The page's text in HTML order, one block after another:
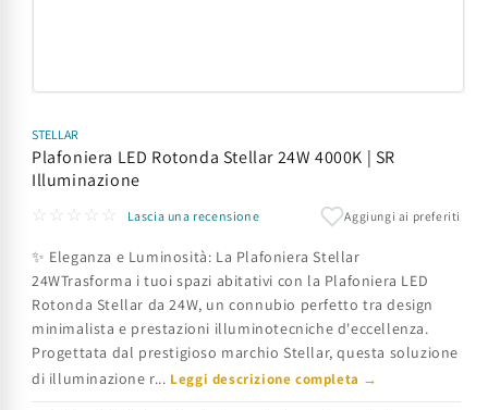
multimediali
1
in
finestra
STELLAR
Plafoniera LED Rotonda Stellar 24W 4000K | SR
Illuminazione
☆☆☆☆☆
Lascia una recensione Aggiungi ai preferiti
✨ Eleganza e Luminosità: La Plafoniera Stellar
24WTrasforma i tuoi spazi abitativi con la Plafoniera LED
Rotonda Stellar da 24W, un connubio perfetto tra design
minimalista e prestazioni illuminotecniche d'eccellenza.
Progettata dal prestigioso marchio Stellar, questa soluzione
di illuminazione r... Leggi descrizione completa →